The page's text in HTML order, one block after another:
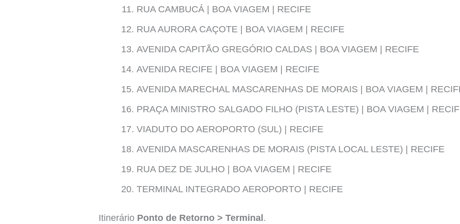
RUA CAMBUCÁ | BOA VIAGEM | RECIFE
RUA AURORA CAÇOTE | BOA VIAGEM | RECIFE
AVENIDA CAPITÃO GREGÓRIO CALDAS | BOA VIAGEM | RECIFE
AVENIDA RECIFE | BOA VIAGEM | RECIFE
AVENIDA MARECHAL MASCARENHAS DE MORAIS | BOA VIAGEM |
PRAÇA MINISTRO SALGADO FILHO (PISTA LESTE) | BOA VIAGEM |
VIADUTO DO AEROPORTO (SUL) | RECIFE
AVENIDA MASCARENHAS DE MORAIS (PISTA LOCAL LESTE) | RECIFE
RUA DEZ DE JULHO | BOA VIAGEM | RECIFE
TERMINAL INTEGRADO AEROPORTO | RECIFE
Itinerário Ponto de Retorno > Terminal .